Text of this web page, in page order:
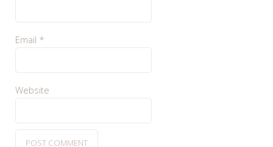
Email *
Website